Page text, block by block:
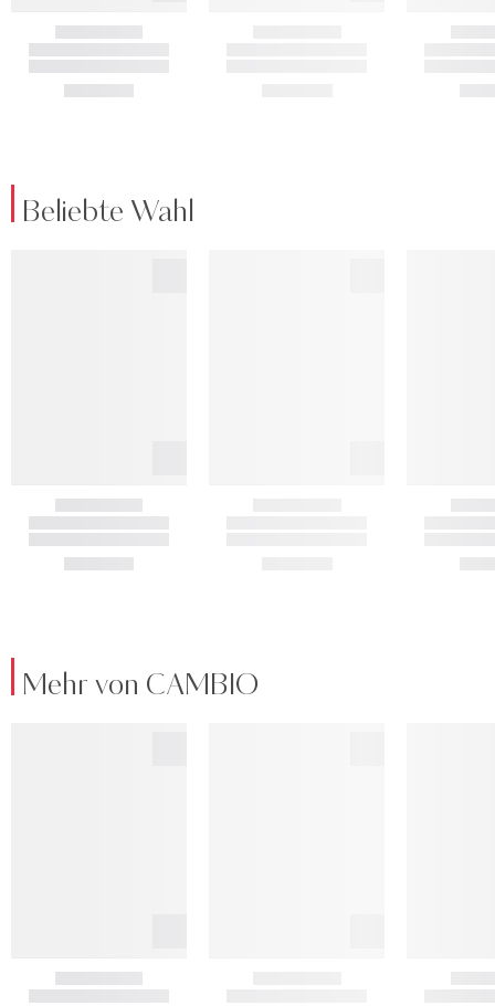
Beliebte Wahl
Mehr von CAMBIO